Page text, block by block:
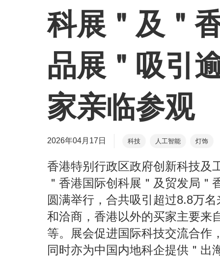
科展＂及＂
品展＂吸引
家亲临参观
2026年04月17日 科技 人工智能 灯饰
香港特别行政区政府创新科技及
＂香港国际创科展＂及贸发局
圆满举行，合共吸引超过8.8万
和洽商，香港以外的买家主要来
等。展会促进国际科技交流合作
同时亦为中国内地科企提供＂出